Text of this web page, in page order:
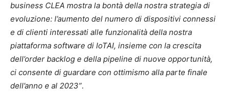
business CLEA mostra la bontà della nostra strategia di
evoluzione: l’aumento del numero di dispositivi connessi
e di clienti interessati alle funzionalità della nostra
piattaforma software di IoTAI, insieme con la crescita
dell’order backlog e della pipeline di nuove opportunità,
ci consente di guardare con ottimismo alla parte finale
dell’anno e al 2023”.